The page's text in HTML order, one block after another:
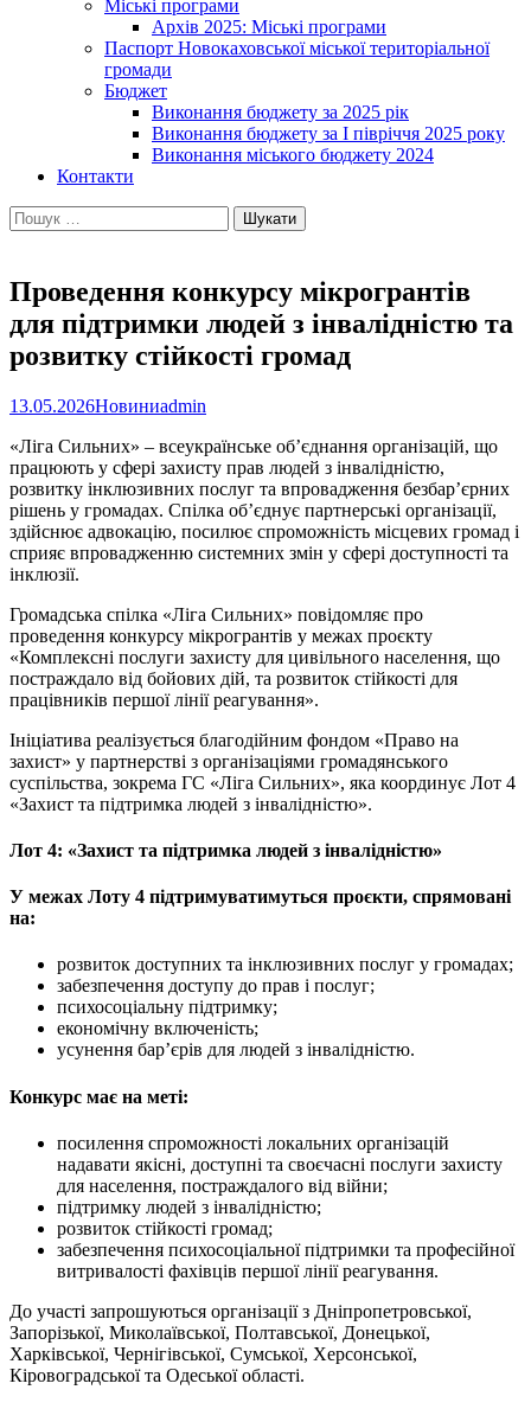
Міські програми
Архів 2025: Міські програми
Паспорт Новокаховської міської територіальної
громади
Бюджет
Виконання бюджету за 2025 рік
Виконання бюджету за І півріччя 2025 року
Виконання міського бюджету 2024
Контакти
Пошук:
Проведення конкурсу мікрогрантів
для підтримки людей з інвалідністю та
розвитку стійкості громад
13.05.2026Новиниadmin
«Ліга Сильних» – всеукраїнське об’єднання організацій, що
працюють у сфері захисту прав людей з інвалідністю,
розвитку інклюзивних послуг та впровадження безбар’єрних
рішень у громадах. Спілка об’єднує партнерські організації,
здійснює адвокацію, посилює спроможність місцевих громад і
сприяє впровадженню системних змін у сфері доступності та
інклюзії.
Громадська спілка «Ліга Сильних» повідомляє про
проведення конкурсу мікрогрантів у межах проєкту
«Комплексні послуги захисту для цивільного населення, що
постраждало від бойових дій, та розвиток стійкості для
працівників першої лінії реагування».
Ініціатива реалізується благодійним фондом «Право на
захист» у партнерстві з організаціями громадянського
суспільства, зокрема ГС «Ліга Сильних», яка координує Лот 4
«Захист та підтримка людей з інвалідністю».
Лот 4: «Захист та підтримка людей з інвалідністю»
У межах Лоту 4 підтримуватимуться проєкти, спрямовані
на:
розвиток доступних та інклюзивних послуг у громадах;
забезпечення доступу до прав і послуг;
психосоціальну підтримку;
економічну включеність;
усунення бар’єрів для людей з інвалідністю.
Конкурс має на меті:
посилення спроможності локальних організацій
надавати якісні, доступні та своєчасні послуги захисту
для населення, постраждалого від війни;
підтримку людей з інвалідністю;
розвиток стійкості громад;
забезпечення психосоціальної підтримки та професійної
витривалості фахівців першої лінії реагування.
До участі запрошуються організації з Дніпропетровської,
Запорізької, Миколаївської, Полтавської, Донецької,
Харківської, Чернігівської, Сумської, Херсонської,
Кіровоградської та Одеської області.